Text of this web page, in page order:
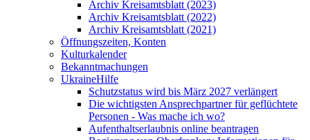
Archiv Kreisamtsblatt (2023)
Archiv Kreisamtsblatt (2022)
Archiv Kreisamtsblatt (2021)
Öffnungszeiten, Konten
Kulturkalender
Bekanntmachungen
UkraineHilfe
Schutzstatus wird bis März 2027 verlängert
Die wichtigsten Ansprechpartner für geflüchtete
Personen - Was mache ich wo?
Aufenthaltserlaubnis online beantragen